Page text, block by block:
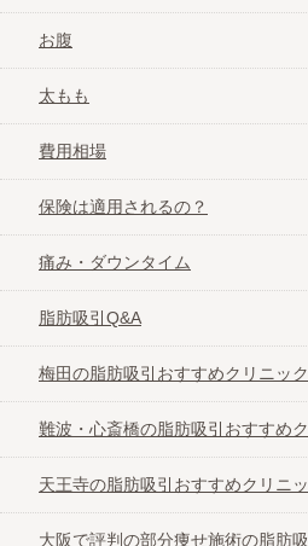
お腹
太もも
費用相場
保険は適用されるの？
痛み・ダウンタイム
脂肪吸引Q&A
梅田の脂肪吸引おすすめクリニック
難波・心斎橋の脂肪吸引おすすめ
天王寺の脂肪吸引おすすめクリニ
大阪で評判の部分痩せ施術の脂肪